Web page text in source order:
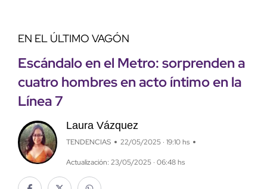
EN EL ÚLTIMO VAGÓN
Escándalo en el Metro: sorprenden a
cuatro hombres en acto íntimo en la
Línea 7
Laura Vázquez
TENDENCIAS 22/05/2025 · 19:10 hs
Actualización: 23/05/2025 · 06:48 hs